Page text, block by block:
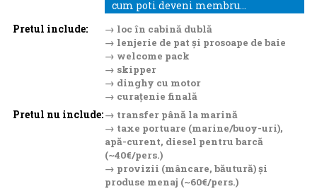
cum poti deveni membru...
Pretul include:
→ loc în cabină dublă
→ lenjerie de pat și prosoape de baie
→ welcome pack
→ skipper
→ dinghy cu motor
→ curațenie finală
Pretul nu include:→ transfer până la marină
→ taxe portuare (marine/buoy-uri),
apă-curent, diesel pentru barcă
(~40€/pers.)
→ provizii (mâncare, băutură) și
produse menaj (~60€/pers.)